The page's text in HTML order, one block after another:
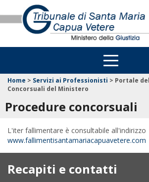
Home > Servizi ai Professionisti > Portale
Concorsuali del Ministero
Procedure concorsuali
L'iter fallimentare è consultabile all'indirizzo
www.fallimentisantamariacapuavetere.com
Recapiti e contatti